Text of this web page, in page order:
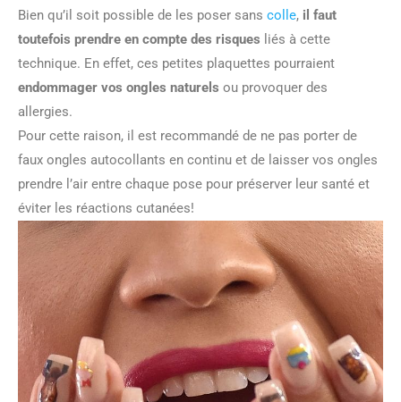
Bien qu’il soit possible de les poser sans colle, il faut
toutefois prendre en compte des risques liés à cette
technique. En effet, ces petites plaquettes pourraient
endommager vos ongles naturels ou provoquer des
allergies.
Pour cette raison, il est recommandé de ne pas porter de
faux ongles autocollants en continu et de laisser vos ongles
prendre l’air entre chaque pose pour préserver leur santé et
éviter les réactions cutanées!